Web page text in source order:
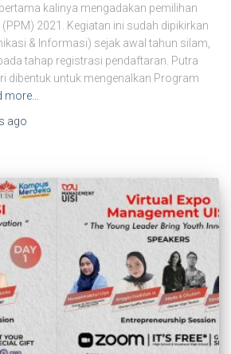
kalinya mengadakan pemilihan
2021. Kegiatan ini sudah dipikirkan
& Informasi) sejak awal tahun silam,
tahap registrasi pendaftaran. Putra
dibentuk untuk mengenalkan Program
more…
ago